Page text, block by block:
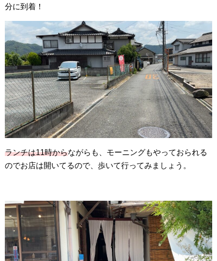
分に到着！
ランチは11時からながらも、モーニングもやっておられる
のでお店は開いてるので、歩いて行ってみましょう。